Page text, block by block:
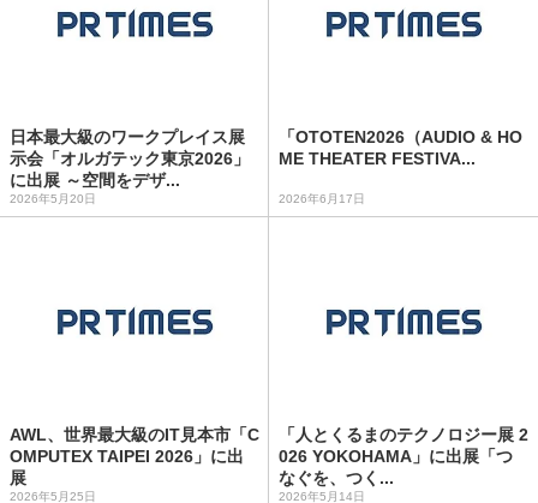
日本最大級のワークプレイス展
示会「オルガテック東京2026」
に出展 ～空間をデザ...
2026年5月20日
「OTOTEN2026（AUDIO & HO
ME THEATER FESTIVA...
2026年6月17日
AWL、世界最大級のIT見本市「C
OMPUTEX TAIPEI 2026」に出
展
2026年5月25日
「人とくるまのテクノロジー展 2
026 YOKOHAMA」に出展「つ
なぐを、つく...
2026年5月14日